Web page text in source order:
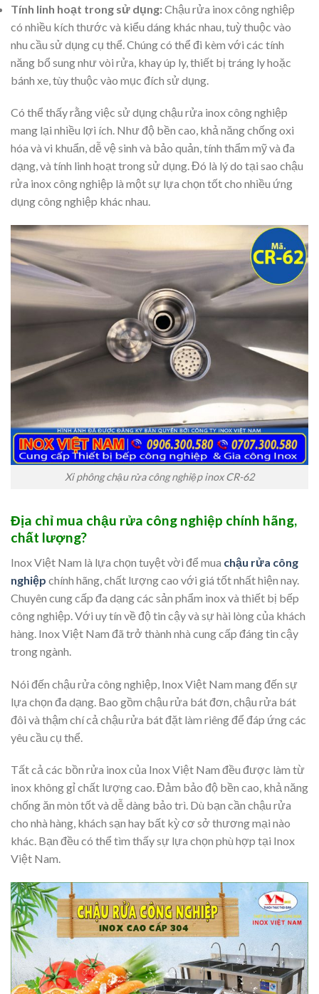
Tính linh hoạt trong sử dụng:Chậu rửa inox công nghiệp
có nhiều kích thước và kiểu dáng khác nhau, tuỳ thuộc vào
nhu cầu sử dụng cụ thể. Chúng có thể đi kèm với các tính
năng bổ sung như vòi rửa, khay úp ly, thiết bị tráng ly hoặc
bánh xe, tùy thuộc vào mục đích sử dụng.
Có thể thấy rằng việc sử dụng chậu rửa inox công nghiệp
mang lại nhiều lợi ích. Như độ bền cao, khả năng chống oxi
hóa và vi khuẩn, dễ vệ sinh và bảo quản, tính thẩm mỹ và đa
dạng, và tính linh hoạt trong sử dụng. Đó là lý do tại sao chậu
rửa inox công nghiệp là một sự lựa chọn tốt cho nhiều ứng
dụng công nghiệp khác nhau.
Xi phông chậu rửa công nghiệp inox CR-62
Địa chỉ mua chậu rửa công nghiệp chính hãng,
chất lượng?
Inox Việt Nam là lựa chọn tuyệt vời để mua chậu rửa công
nghiệp chính hãng, chất lượng cao với giá tốt nhất hiện nay.
Chuyên cung cấp đa dạng các sản phẩm inox và thiết bị bếp
công nghiệp. Với uy tín về độ tin cậy và sự hài lòng của khách
hàng. Inox Việt Nam đã trở thành nhà cung cấp đáng tin cậy
trong ngành.
Nói đến chậu rửa công nghiệp, Inox Việt Nam mang đến sự
lựa chọn đa dạng. Bao gồm chậu rửa bát đơn, chậu rửa bát
đôi và thậm chí cả chậu rửa bát đặt làm riêng để đáp ứng các
yêu cầu cụ thể.
Tất cả các bồn rửa inox của Inox Việt Nam đều được làm từ
inox không gỉ chất lượng cao. Đảm bảo độ bền cao, khả năng
chống ăn mòn tốt và dễ dàng bảo trì. Dù bạn cần chậu rửa
cho nhà hàng, khách sạn hay bất kỳ cơ sở thương mại nào
khác. Bạn đều có thể tìm thấy sự lựa chọn phù hợp tại Inox
Việt Nam.